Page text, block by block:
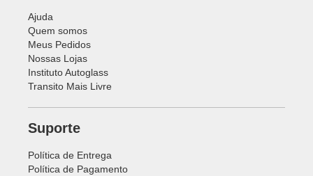
Ajuda
Quem somos
Meus Pedidos
Nossas Lojas
Instituto Autoglass
Transito Mais Livre
Suporte
Política de Entrega
Política de Pagamento